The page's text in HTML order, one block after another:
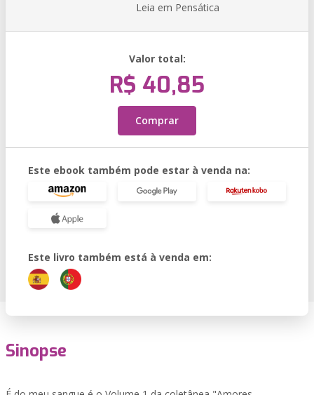
Leia em Pensática
Valor total:
R$ 40,85
Comprar
Este ebook também pode estar à venda na:
Este livro também está à venda em:
Sinopse